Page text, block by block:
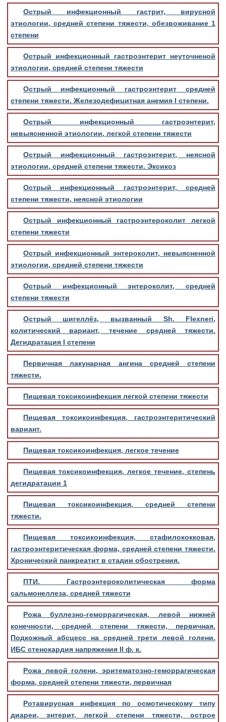
Острый инфекционный гастрит, вирусной
этиологии, средней степени тяжести, обезвоживание 1
степени
Острый инфекционный гастроэнтерит неуточненой
этиологии, средней степени тяжести
Острый инфекционный гастроэнтерит средней
степени тяжести. Железодефицитная анемия I степени.
Острый инфекционный гастроэнтерит,
невыясненной этиологии, легкой степени тяжести
Острый инфекционный гастроэнтерит, неясной
этиологии, средней степени тяжести. Эксикоз
Острый инфекционный гастроэнтерит, средней
степени тяжести, неясной этиологии
Острый инфекционный гастроэнтероколит легкой
степени тяжести
Острый инфекционный энтероколит, невыясненной
этиологии, средней степени тяжести
Острый инфекционный энтероколит, средней
степени тяжести
Острый шигеллёз, вызванный Sh. Flexneri,
колитический вариант, течение средней тяжести.
Дегидратация I степени
Первичная лакунарная ангина средней степени
тяжести.
Пищевая токсикоинфекция легкой степени тяжести
Пищевая токсикоинфекция, гастроэнтеритический
вариант.
Пищевая токсикоинфекция, легкое течение
Пищевая токсикоинфекция, легкое течение, степень
дегидратации 1
Пищевая токсикоинфекция, средней степени
тяжести.
Пищевая токсикоинфекция, стафилококковая,
гастроэнтеритическая форма, средней степени тяжести.
Хронический панкреатит в стадии обострения.
ПТИ. Гастроэнтероколитическая форма
сальмонеллеза, средней тяжести
Рожа буллезно-геморрагическая, левой нижней
конечности, средней степени тяжести, первичная.
Подкожный абсцесс на средней трети левой голени.
ИБС стенокардия напряжения II ф. к.
Рожа левой голени, эритематозно-геморрагическая
форма, средней степени тяжести, первичная
Ротавирусная инфекция по осмотическому типу
диареи, энтерит, легкой степени тяжести, острое